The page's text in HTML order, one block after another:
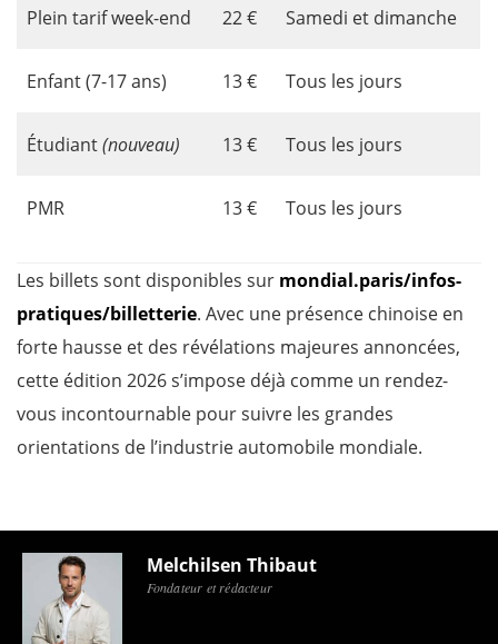
Plein tarif week-end 22 € Samedi et dimanche
Enfant (7-17 ans) 13 € Tous les jours
Étudiant(nouveau) 13 € Tous les jours
PMR 13 € Tous les jours
Les billets sont disponibles sur mondial.paris/infos-
pratiques/billetterie. Avec une présence chinoise en
forte hausse et des révélations majeures annoncées,
cette édition 2026 s’impose déjà comme un rendez-
vous incontournable pour suivre les grandes
orientations de l’industrie automobile mondiale.
Melchilsen Thibaut
Fondateur et rédacteur